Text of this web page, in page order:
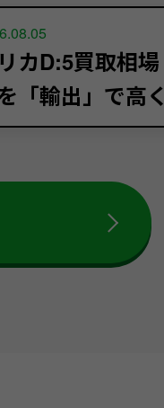
カD:5買取相
「輸出」で高